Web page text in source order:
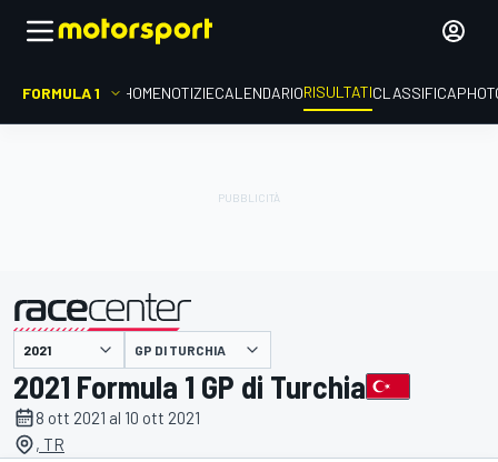
FORMULA 1 HOMENOTIZIECALENDARIORISULTATICLASSIFICA
presentato da GP DI TURCHIA
2021 Formula 1 GP di Turchia
8 ott 2021 al 10 ott 2021
, TR